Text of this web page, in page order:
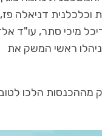
וכלכלנית דניאלה פז,
מיכי סתר, עו"ד
ניהלו ראשי המשק את
מההכנסות הלכו